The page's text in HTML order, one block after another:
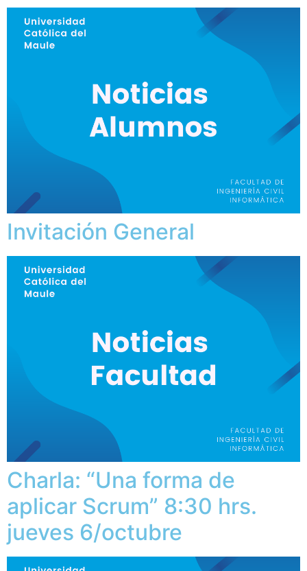
Invitación General
Charla: “Una forma de
aplicar Scrum” 8:30 hrs.
jueves 6/octubre